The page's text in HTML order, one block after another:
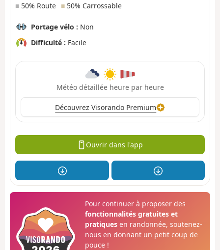
■ 50% Route ■ 50% Carrossable
Portage vélo : Non
Difficulté : Facile
Météo détaillée heure par heure
Découvrez Visorando Premium
Ouvrir dans l'app
Pour continuer à proposer des
fonctionnalités gratuites et
pratiquesen randonnée, soutenez-
nous en donnant un petit coup de
pouce !